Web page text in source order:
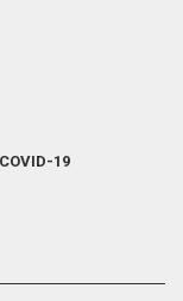
19